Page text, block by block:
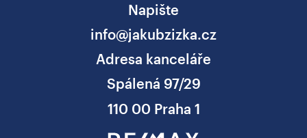
Napište
info@jakubzizka.cz
Adresa kanceláře
Spálená 97/29
110 00 Praha 1